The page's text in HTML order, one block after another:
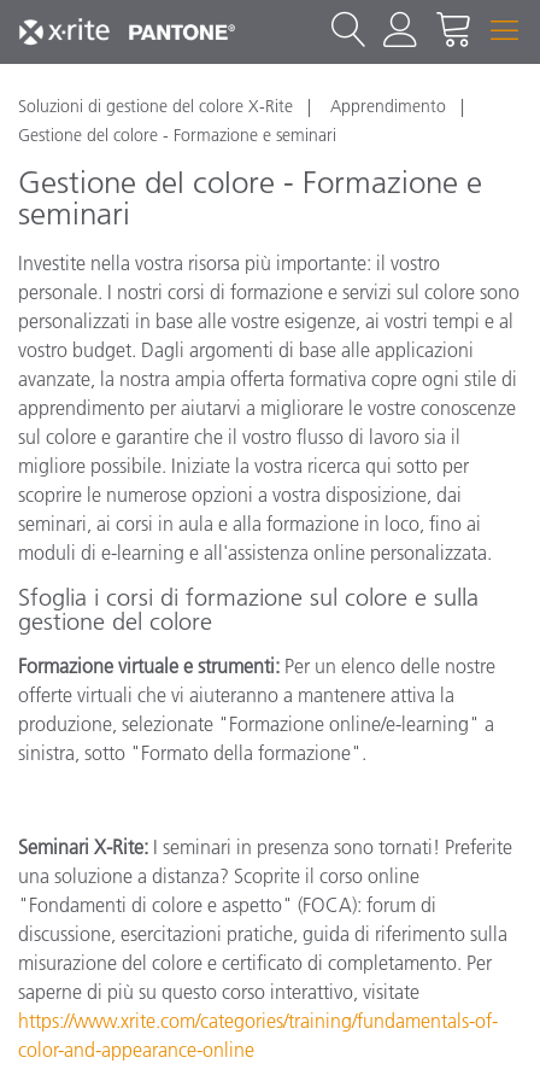
Soluzioni di gestione del colore X-Rite
Apprendimento
Gestione del colore - Formazione e seminari
Gestione del colore - Formazione e
seminari
Investite nella vostra risorsa più importante: il vostro
personale. I nostri corsi di formazione e servizi sul colore sono
personalizzati in base alle vostre esigenze, ai vostri tempi e al
vostro budget. Dagli argomenti di base alle applicazioni
avanzate, la nostra ampia offerta formativa copre ogni stile di
apprendimento per aiutarvi a migliorare le vostre conoscenze
sul colore e garantire che il vostro flusso di lavoro sia il
migliore possibile. Iniziate la vostra ricerca qui sotto per
scoprire le numerose opzioni a vostra disposizione, dai
seminari, ai corsi in aula e alla formazione in loco, fino ai
moduli di e-learning e all'assistenza online personalizzata.
Sfoglia i corsi di formazione sul colore e sulla
gestione del colore
Formazione virtuale e strumenti: Per un elenco delle nostre
offerte virtuali che vi aiuteranno a mantenere attiva la
produzione, selezionate "Formazione online/e-learning" a
sinistra, sotto "Formato della formazione".
Seminari X-Rite: I seminari in presenza sono tornati! Preferite
una soluzione a distanza? Scoprite il corso online
"Fondamenti di colore e aspetto" (FOCA): forum di
discussione, esercitazioni pratiche, guida di riferimento sulla
misurazione del colore e certificato di completamento. Per
saperne di più su questo corso interattivo, visitate
https://www.xrite.com/categories/training/fundamentals-of-
color-and-appearance-online